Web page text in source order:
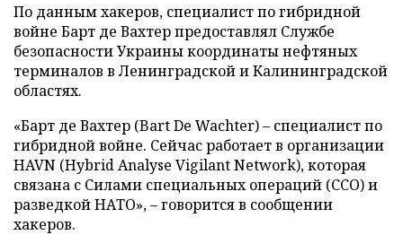
По данным хакеров, специалист по гибридной
войне Барт де Вахтер предоставлял Службе
безопасности Украины координаты нефтяных
терминалов в Ленинградской и Калининградской
областях.
«Барт де Вахтер (Bart De Wachter) – специалист по
гибридной войне. Сейчас работает в организации
HAVN (Hybrid Analyse Vigilant Network), которая
связана с Силами специальных операций (ССО) и
разведкой НАТО», – говорится в сообщении
хакеров.